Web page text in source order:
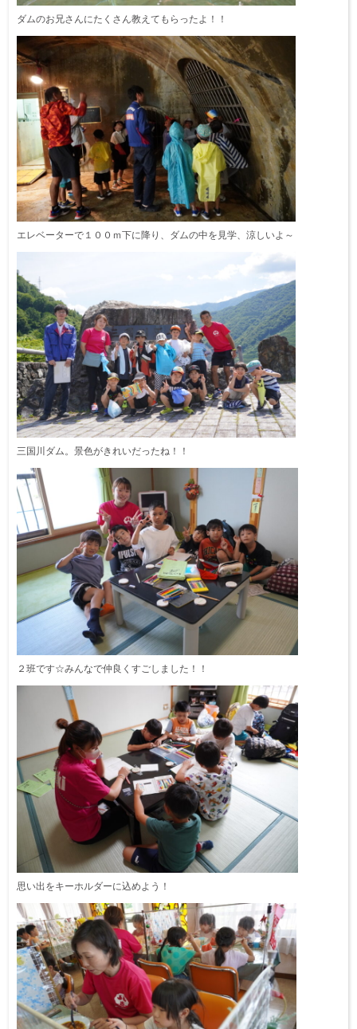
ダムのお兄さんにたくさん教えてもらったよ！！
エレベーターで１００ｍ下に降り、ダムの中を見学、涼しいよ～
三国川ダム。景色がきれいだったね！！
２班です☆みんなで仲良くすごしました！！
思い出をキーホルダーに込めよう！